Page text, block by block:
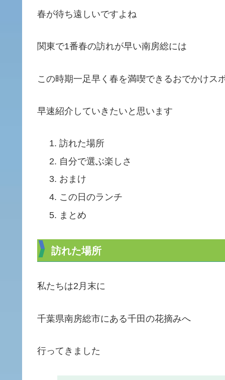
春が待ち遠しいですよね
関東で1番春の訪れが早い南房総には
この時期一足早く春を満喫できるおでかけス
早速紹介していきたいと思います
訪れた場所
自分で選ぶ楽しさ
おまけ
この日のランチ
まとめ
訪れた場所
私たちは2月末に
千葉県南房総市にある千田の花摘みへ
行ってきました